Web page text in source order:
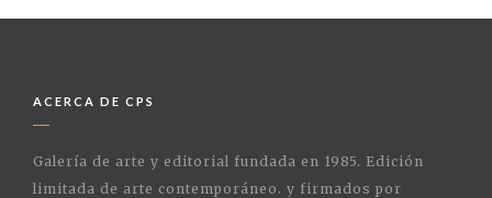
ACERCA DE CPS
Galería de arte y editorial fundada en 1985. Edición
limitada de arte contemporáneo. y firmados por